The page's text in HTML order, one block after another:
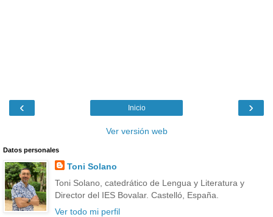
‹ ›
Inicio
Ver versión web
Datos personales
Toni Solano
Toni Solano, catedrático de Lengua y Literatura y
Director del IES Bovalar. Castelló, España.
Ver todo mi perfil